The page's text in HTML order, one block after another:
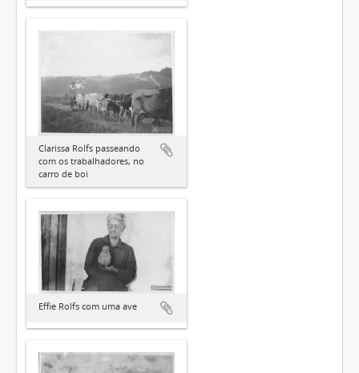
Clarissa Rolfs passeando
com os trabalhadores, no
carro de boi
Effie Rolfs com uma ave